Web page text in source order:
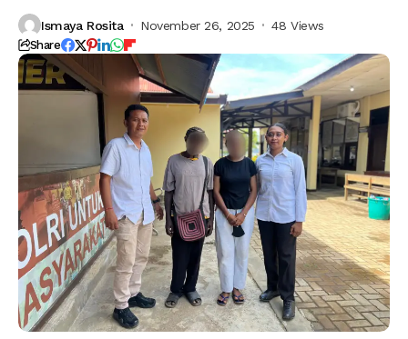
Ismaya Rosita November 26, 2025 48 Views
Share